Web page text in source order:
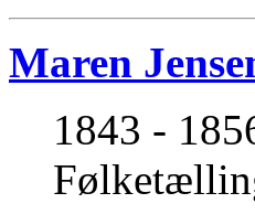
Maren
1843 -